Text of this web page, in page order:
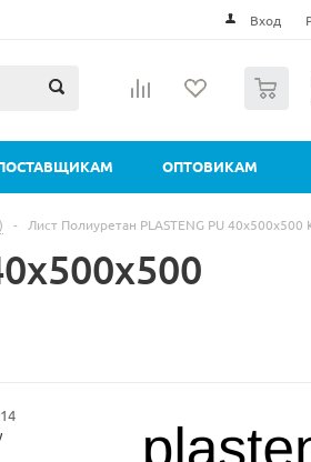
Вход
ОПТОВИКАМ
- Лист Полиуретан PLASTENG PU 40х500х500